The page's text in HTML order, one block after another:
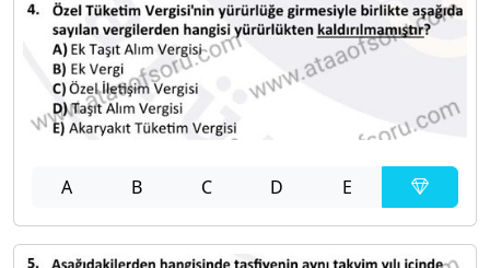
A B C D E